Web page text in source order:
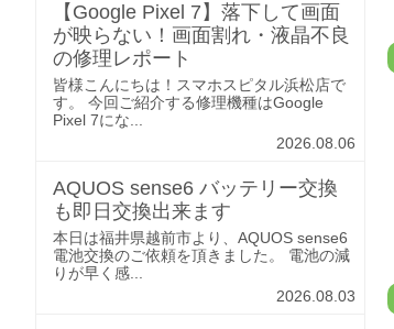
【Google Pixel 7】落下して画面
が映らない！画面割れ・液晶不良
の修理レポート
皆様こんにちは！スマホスピタル浜松店で
す。 今回ご紹介する修理機種はGoogle
Pixel 7にな...
2026.08.06
AQUOS sense6 バッテリー交換
も即日交換出来ます
本日は福井県越前市より、AQUOS sense6
電池交換のご依頼を頂きました。 電池の減
りが早く感...
2026.08.03